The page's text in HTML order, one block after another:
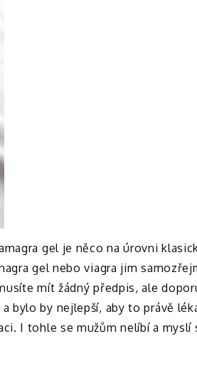
gel je něco na úrovni
gel nebo viagra jim
mít žádný předpis, ale
bylo by nejlepší, aby to právě
I tohle se mužům nelíbí a myslí